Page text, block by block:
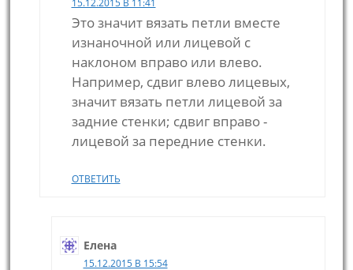
15.12.2015 В 11:41
Это значит вязать петли вместе
изнаночной или лицевой с
наклоном вправо или влево.
Например, сдвиг влево лицевых,
значит вязать петли лицевой за
задние стенки; сдвиг вправо -
лицевой за передние стенки.
ОТВЕТИТЬ
Елена
15.12.2015 В 15:54